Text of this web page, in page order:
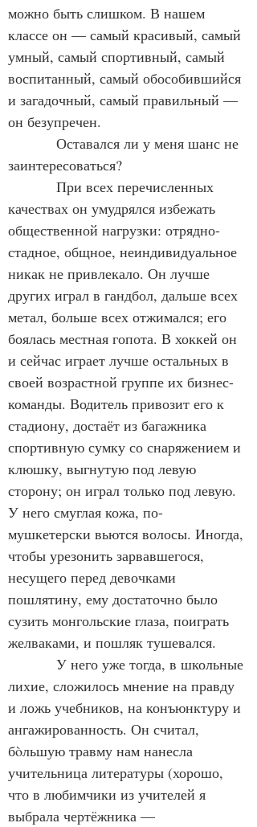
можно быть слишком. В нашем
классе он — самый красивый, самый
умный, самый спортивный, самый
воспитанный, самый обособившийся
и загадочный, самый правильный —
он безупречен.
заинтересоваться?
качествах он умудрялся избежать
общественной нагрузки: отрядно-
стадное, общное, неиндивидуальное
никак не привлекало. Он лучше
других играл в гандбол, дальше всех
метал, больше всех отжимался; его
боялась местная гопота. В хоккей он
и сейчас играет лучше остальных в
своей возрастной группе их бизнес-
команды. Водитель привозит его к
стадиону, достаёт из багажника
спортивную сумку со снаряжением и
клюшку, выгнутую под левую
сторону; он играл только под левую.
У него смуглая кожа, по-
мушкетерски вьются волосы. Иногда,
чтобы урезонить зарвавшегося,
несущего перед девочками
пошлятину, ему достаточно было
сузить монгольские глаза, поиграть
желваками, и пошляк тушевался.
лихие, сложилось мнение на правду
и ложь учебников, на конъюнктуру и
ангажированность. Он считал,
бòльшую травму нам нанесла
учительница литературы (хорошо,
что в любимчики из учителей я
выбрала чертёжника —